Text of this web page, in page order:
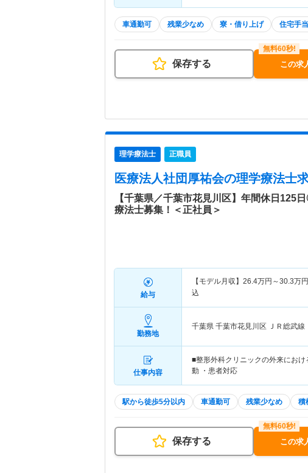
車通勤可 残業少なめ 寮・借り上げ 住宅手
保存する この求
理学療法士 正職員
医療法人社団厚祐会の理学療法士
【千葉県／千葉市花見川区】年間休日125
療法士募集！＜正社員＞
給与
【モデル月収】 26.4万円～30.3万円
込
勤務地
千葉県 千葉市花見川区 ＪＲ総武線
仕事内容
■整形外科クリニックの外来にお
動 ・患者対応
駅から徒歩5分以内 車通勤可 残業少なめ 積
保存する この求